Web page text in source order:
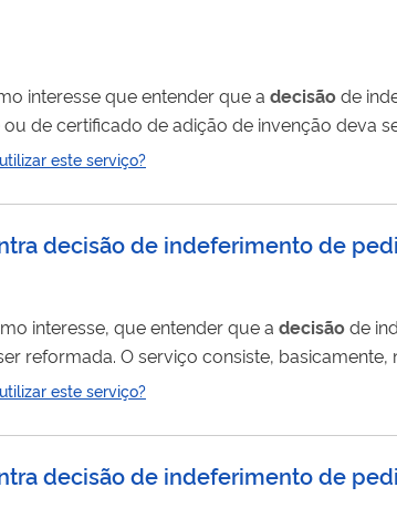
interesse que entender que a decisãode
de certificado de adição de invenção deva
no recebimento do recurso, no seu exame e
este serviço?
decisão de indeferimento de
interesse, que entender que a decisãode
reformada. O serviço consiste,
sobre a matéria suscitada e na
este serviço?
decisão de indeferimento de